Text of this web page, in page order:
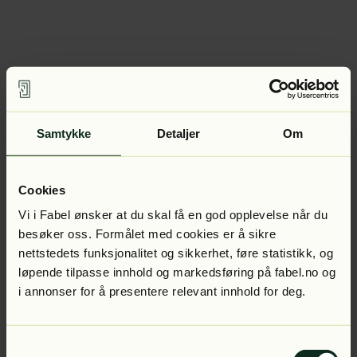
Samtykke Detaljer Om
Cookies
Vi i Fabel ønsker at du skal få en god opplevelse når du
besøker oss. Formålet med cookies er å sikre
nettstedets funksjonalitet og sikkerhet, føre statistikk, og
løpende tilpasse innhold og markedsføring på fabel.no og
i annonser for å presentere relevant innhold for deg.